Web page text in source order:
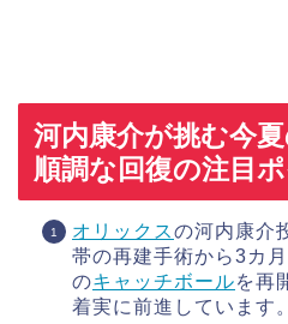
河内康介が挑む今
順調な回復の注目
オリックスの河内康介
帯の再建手術から3カ
のキャッチボールを再
着実に前進しています。